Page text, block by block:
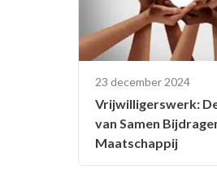
23 december 2024
Vrijwilligerswerk:
van Samen
Maatschappij